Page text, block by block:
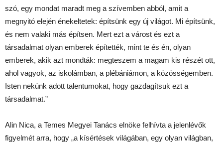
szó, egy mondat maradt meg a szívemben abból, amit a
megnyitó elején énekeltetek: építsünk egy új világot. Mi építsünk,
és nem valaki más építsen. Mert ezt a várost és ezt a
társadalmat olyan emberek építették, mint te és én, olyan
emberek, akik azt mondták: megteszem a magam kis részét ott,
ahol vagyok, az iskolámban, a plébániámon, a közösségemben.
Isten nekünk adott talentumokat, hogy gazdagítsuk ezt a
társadalmat.”
Alin Nica, a Temes Megyei Tanács elnöke felhívta a jelenlévők
figyelmét arra, hogy „a kísértések világában, egy olyan világban,